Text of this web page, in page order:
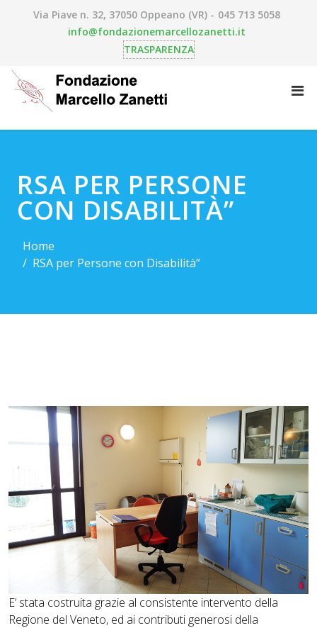
Via Piave n. 32, 37050 Oppeano (VR) - 045 713 5058
info@fondazionemarcellozanetti.it
TRASPARENZA
RSA PER PERSONE
CON DISABILITÀ”
Home
RSA per Persone con Disabilità”
E’ stata costruita grazie al consistente intervento della
Regione del Veneto, ed ai contributi generosi della